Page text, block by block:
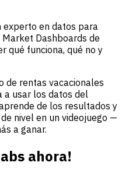
experto en datos para
Dashboards de
qué funciona, qué no y
de rentas vacacionales
a usar los datos del
de los resultados y
nivel en un videojuego —
a ganar.
ahora!